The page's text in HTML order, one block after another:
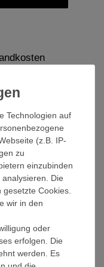
Technologien auf
(z.B. IP-
zu
einzubinden
Die
Cookies.
wir in den
oder
erfolgen. Die
werden. Es